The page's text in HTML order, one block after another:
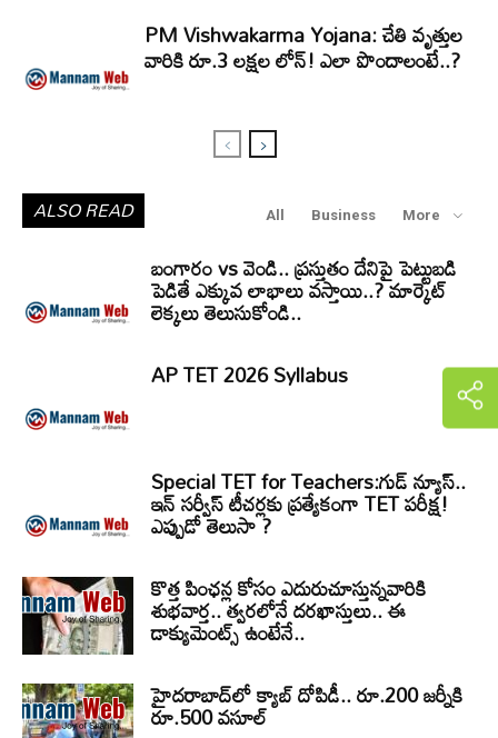
PM Vishwakarma Yojana: చేతి వృత్తుల
వారికి రూ.3 లక్షల లోన్‌! ఎలా పొందాలంటే..?
ALSO READ All Business More
బంగారం vs వెండి.. ప్రస్తుతం దేనిపై పెట్టుబడి
పెడితే ఎక్కువ లాభాలు వస్తాయి..? మార్కెట్
లెక్కలు తెలుసుకోండి..
AP TET 2026 Syllabus
Special TET for Teachers:గుడ్ న్యూస్..
ఇన్ సర్వీస్ టీచర్లకు ప్రత్యేకంగా TET పరీక్ష!
ఎప్పుడో తెలుసా ?
కొత్త పింఛన్ల కోసం ఎదురుచూస్తున్నవారికి
శుభవార్త.. త్వరలోనే దరఖాస్తులు.. ఈ
డాక్యుమెంట్స్ ఉంటేనే..
హైదరాబాద్‌లో క్యాబ్‌ దోపిడీ.. రూ.200 జర్నీకి
రూ.500 వసూల్